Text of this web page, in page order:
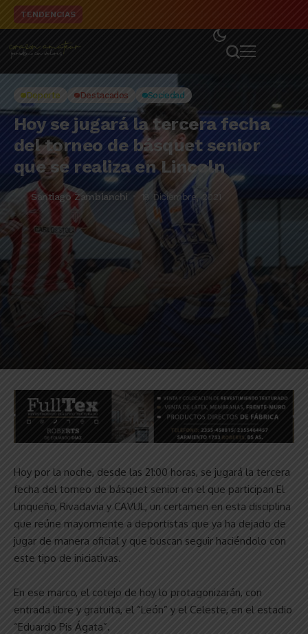
TENDENCIAS
Deporte Destacados Sociedad
Hoy se jugará la tercera fecha
del torneo de básquet senior
que se realiza en Lincoln
Santiago Zambianchi 18 Diciembre, 2021
Hoy por la noche, desde las 21:00 horas, se jugará la tercera
fecha del torneo de básquet senior en el que participan El
Linqueño, Rivadavia y CAVUL, un certamen en esta disciplina
que reúne mayormente a deportistas que ya ha dejado de
jugar de manera oficial y que buscan seguir haciéndolo con
este tipo de iniciativas.
En ese marco, el cotejo de hoy lo protagonizarán, con
entrada libre y gratuita, el “León” y el Celeste, en el estadio
“Eduardo Pis Ágata”.